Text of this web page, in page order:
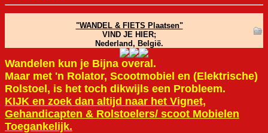
"WANDEL & FIETS Plaatsen"
VIND JE HIER;
Nederland, België.
Wandelen kun je Bijna overal.
Maar met 'n Rolator, Scootmobiel en (Elektrische)
Rolstoel, is het toch dikwijls een Probleem.
KIJK en zoek dan altijd naar het Vignet,
Gehandicapten & Rolstoelers/ scoot Mobielen
Toegankelijk.